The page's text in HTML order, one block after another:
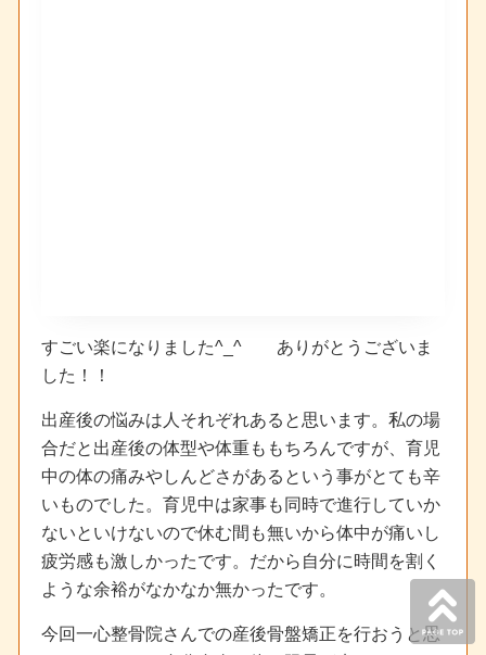
すごい楽になりました^_^ ありがとうございま
した！！
出産後の悩みは人それぞれあると思います。私の場
合だと出産後の体型や体重ももちろんですが、育児
中の体の痛みやしんどさがあるという事がとても辛
いものでした。育児中は家事も同時で進行していか
ないといけないので休む間も無いから体中が痛いし
疲労感も激しかったです。だから自分に時間を割く
ような余裕がなかなか無かったです。
今回一心整骨院さんでの産後骨盤矯正を行おうと思